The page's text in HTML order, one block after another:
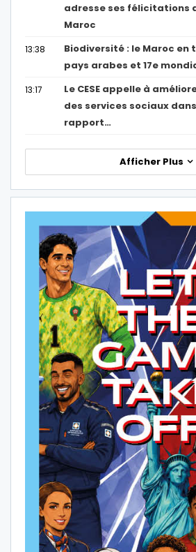
adresse ses félicitations
Maroc
13:38
Biodiversité : le Maroc en
pays arabes et 17e
13:17
Le CESE appelle à
des services sociaux
rapport…
Afficher Plus